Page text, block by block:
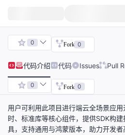
0 Fork 0
代码介绍 代码 Issues Pull
0 Fork 0
用户可利用此项目进行端云全场景应
时、标准库等核心组件，提供SDK构
具，支持通用与鸿蒙版本，助力开发者